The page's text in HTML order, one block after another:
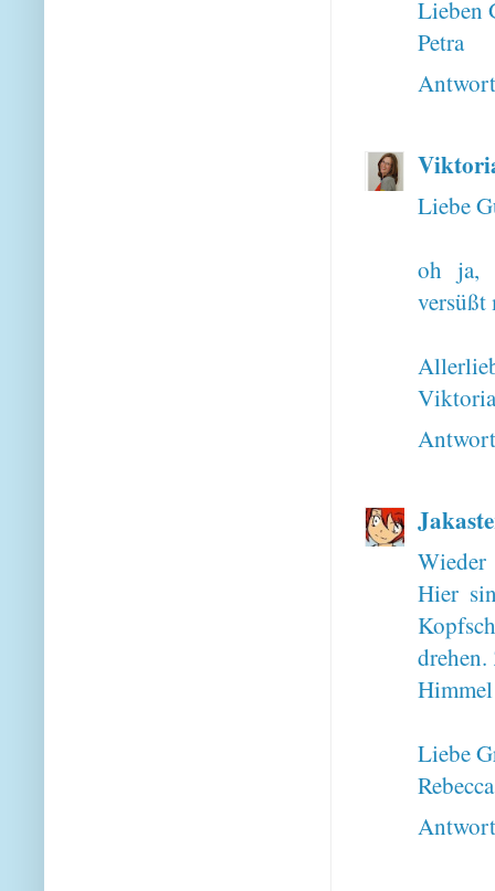
Lieben
Petra
Liebe
oh ja,
versüßt
Viktoria
Wieder
Hier
Liebe
Rebecca